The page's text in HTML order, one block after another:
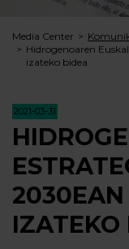
Media Center
Hidrogenoaren
izateko bidea
2021-03-31
2030EAN
IZATEKO